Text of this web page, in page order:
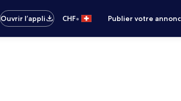
Ouvrir l’appli CHF• Publier votre